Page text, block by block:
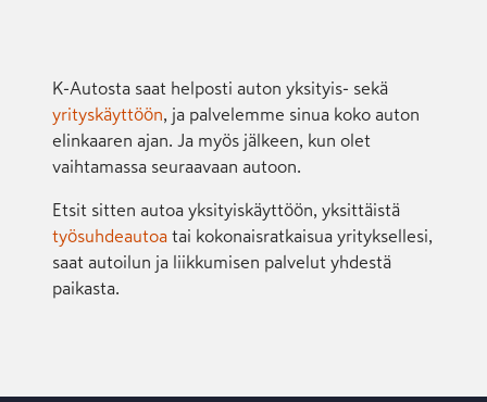
K-Autosta saat helposti auton yksityis- sekä
yrityskäyttöön , ja palvelemme sinua koko auton
elinkaaren ajan. Ja myös jälkeen, kun olet
vaihtamassa seuraavaan autoon.
Etsit sitten autoa yksityiskäyttöön, yksittäistä
työsuhdeautoa tai kokonaisratkaisua yrityksellesi,
saat autoilun ja liikkumisen palvelut yhdestä
paikasta.